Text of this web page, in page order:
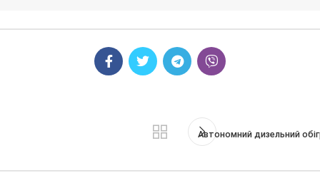
Автономний дизельний